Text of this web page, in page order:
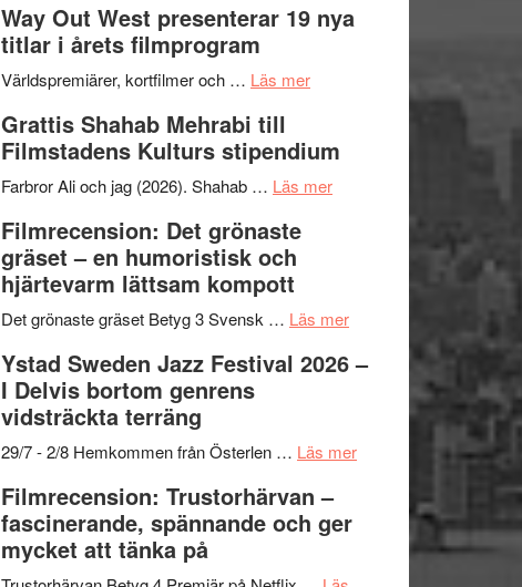
II
Internationella
storheter
samarbeten
trailern
The
Files:
I
Want
Believe
–
Vrach
Frankenshtey
med
och
Scully
Way Out West presenterar 19 nya
titlar i årets filmprogram
Världspremiärer, kortfilmer och … Läs merom
West
presenterar
årets
Grattis Shahab Mehrabi till
Filmstadens Kulturs stipendium
Farbror Ali och jag (2026). Shahab … Läs merom
Filmstadens
stipendium
Filmrecension: Det grönaste
gräset – en humoristisk och
hjärtevarm lättsam kompott
Det grönaste gräset Betyg 3 Svensk … Läs merom
Filmrecension:
Det
–
humoristisk
och
hjärtevarm
Ystad Sweden Jazz Festival 2026 –
I Delvis bortom genrens
vidsträckta terräng
29/7 - 2/8 Hemkommen från Österlen … Läs merom
Festival
Filmrecension: Trustorhärvan –
fascinerande, spännande och ger
mycket att tänka på